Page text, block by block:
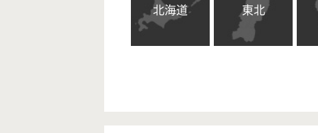
北海道 東北